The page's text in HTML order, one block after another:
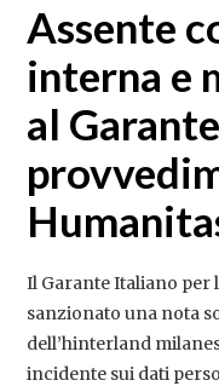
Assente
interna e
al
Il Garante Italiano per
sanzionato una nota
dell’hinterland
incidente sui dati